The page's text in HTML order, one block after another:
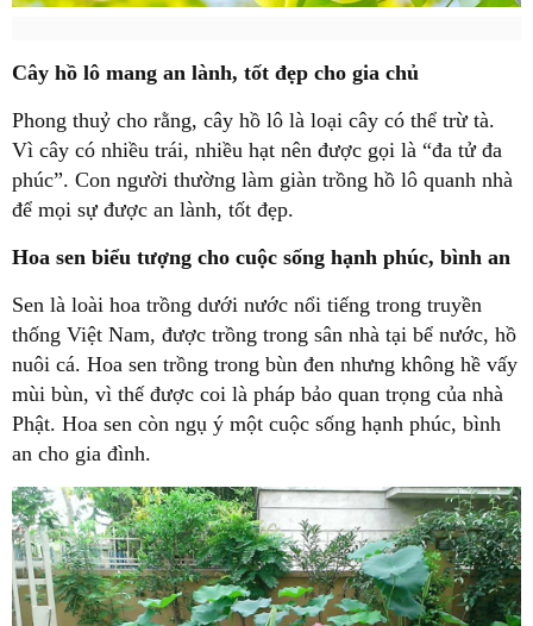
Cây hồ lô mang an lành, tốt đẹp cho gia chủ
Phong thuỷ cho rằng, cây hồ lô là loại cây có thể trừ tà.
Vì cây có nhiều trái, nhiều hạt nên được gọi là “đa tử đa
phúc”. Con người thường làm giàn trồng hồ lô quanh nhà
để mọi sự được an lành, tốt đẹp.
Hoa sen biểu tượng cho cuộc sống hạnh phúc, bình an
Sen là loài hoa trồng dưới nước nổi tiếng trong truyền
thống Việt Nam, được trồng trong sân nhà tại bể nước, hồ
nuôi cá. Hoa sen trồng trong bùn đen nhưng không hề vấy
mùi bùn, vì thế được coi là pháp bảo quan trọng của nhà
Phật. Hoa sen còn ngụ ý một cuộc sống hạnh phúc, bình
an cho gia đình.